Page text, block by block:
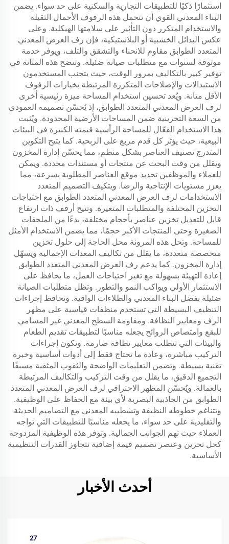
استثمارًا ذكيًا للتطبيقات التجارية والسكنية على حد سواء. يضمن
البناء المعدني القوي أن تتحمل هذه الرفوف الأحمال الثقيلة
والاستخدام المتكرر دون التأثير على سلامتها الهيكلية. وعلى
عكس البدائل الخشبية أو البلاستيكية، فإن رف العرض المعدني
المتعدد الطوابق مقاوم للانحناء والتشقق والتلف، ويوفر خدمة
موثوقة لسنوات مع متطلبات صيانة ضئيلة. وتتضح هذه المتانة في
توفير كبير بالتكاليف بمرور الوقت، حيث يتجنب المستخدمون
الاستبدالات والإصلاحات المتكررة المرتبطة بخيارات الرفوف
الأقل متانة. ويُعد تحسين استخدام المساحة ميزة رئيسية أخرى
لرف العرض المعدني المتعدد الطوابق، إذ يُحسّن تصميمه العمودي
من السعة التخزينية ضمن المساحات الأرضية المحدودة. ويُثبت
هذا الاستخدام الفعّال للمساحة الرأسية قيمته الكبيرة في البيئات
البيعية، حيث يؤثر كل قدم مربع على الربحية. كما يتيح التكوين
المتدرج تصنيف العناصر بشكل منظم، مما يحسّن إدارة المخزون
ويقلل من وقت البحث عن منتجات أو مستندات محددة. ويمكن
للعملاء والموظفين تحديد موقع العناصر المطلوبة بسرعة، مما
يعزز مستويات الإنتاجية والرضا. ويتكيف التصميم المتعدد
الاستخدامات لرف العرض المعدني المتعدد الطوابق مع احتياجات
التخزين المختلفة والمتطلبات المتغيرة. وتتيح أرفف ذات ارتفاع
قابل للتعديل تخزين عناصر بأحجام مختلفة، بدءًا من الملحقات
الصغيرة وحتى المنتجات الأكبر حجمًا، مما يضمن الاستخدام الأمثل
للمساحة. وتحل هذه المرونة محل الحاجة إلى حلول تخزين
متخصصة متعددة، ما يقلل من تكاليف المعدات الإجمالية ويسهّل
إدارة المخزون. كما يدعم رف العرض المعدني المتعدد الطوابق
إعادة التهيئة بسهولة مع تغير احتياجات العمل، ما يحافظ على
الاستثمار الأولي ويواكب النمو والتطور. وتظل متطلبات الصيانة
ضئيلة بفضل البناء المعدني والطلاءات الواقية. وتحافظ إجراءات
التنظيف البسيطة التي تستخدم منظفات قياسية على مظهر
الرف ومعايير النظافة. ومقاومة السطح المعدني غير المسامي
للبقع وامتصاص الروائح يجعله مناسبًا لتطبيقات تقديم الطعام
والبيئات التي تتطلب معايير نظافة صارمة. وتكون إجراءات
التركيب مباشرة، وعادة ما تحتاج فقط إلى أدوات أساسية وخبرة
تقنية بسيطة. وتضمن التعليمات الواضحة والثقوب المثقبة مسبقًا
التجميع الدقيق، ما يقلل من وقت التركيب والتكاليف المرتبطة
بالعمالة. ويُحسّن المظهر الاحترافي لرف العرض المعدني المتعدد
الطوابق من الجاذبية البصرية لأي بيئة مع الحفاظ على الوظيفية.
وتتناغم خطوطه النظيفة وتشطيبه المعدني مع التصاميم الحديثة
والتقليدية على حد سواء، ما يجعله مناسبًا للتطبيقات التي تواجه
العملاء حيث تهم الجوانب الجمالية. وتوفر هذه الوظيفية المزدوجة
كحل تخزين وعنصر تصميم قيمة إضافية تتجاوز القدرات التنظيمية
الأساسية.
أحدث الأخبار
27